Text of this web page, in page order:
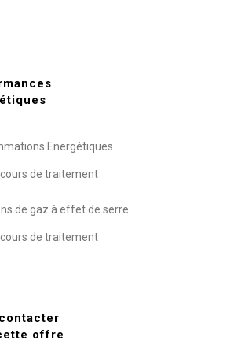
Energétiques
cours de traitement
de gaz à effet de serre
cours de traitement
offre